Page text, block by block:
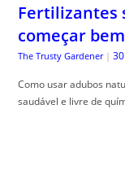
Fertilizantes
começar bem
The Trusty Gardener |
Como usar adubos
saudável e livre de